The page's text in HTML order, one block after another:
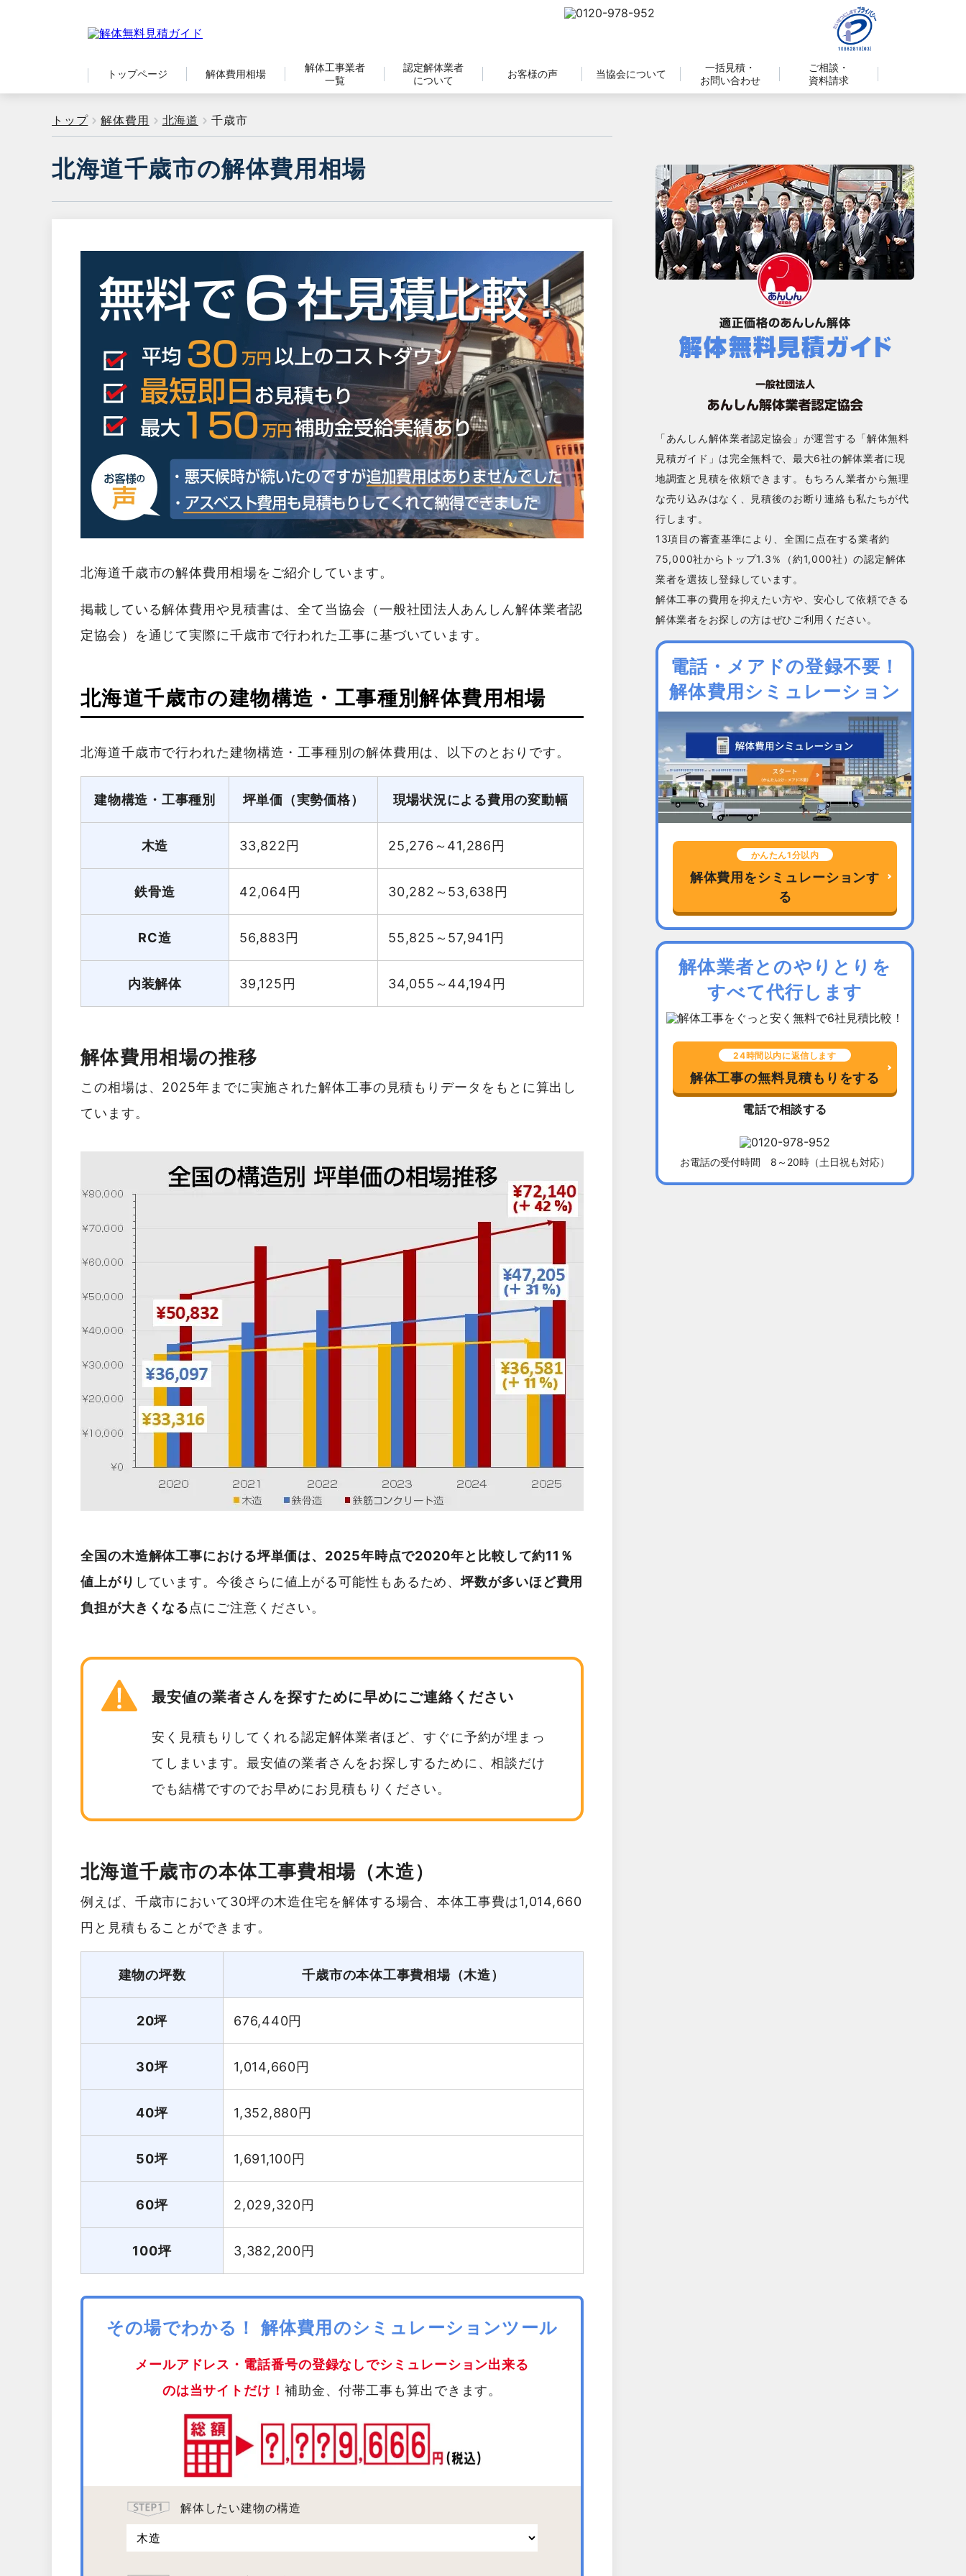
トップページ 解体費用相場
解体工事業者
一覧
認定解体業者
について
お客様の声 当協会について
一括見積・
お問い合わせ
ご相談・
資料請求
トップ 解体費用 北海道 千歳市
北海道千歳市の解体費用相場
北海道千歳市の解体費用相場をご紹介しています。
掲載している解体費用や見積書は、全て当協会（一般社団法人あんしん解体業者認
定協会）を通じて実際に千歳市で行われた工事に基づいています。
北海道千歳市の建物構造・工事種別解体費用相場
北海道千歳市で行われた建物構造・工事種別の解体費用は、以下のとおりです。
建物構造・工事種別 坪単価（実勢価格） 現場状況による費用の変動幅
木造 33,822円 25,276～41,286円
鉄骨造 42,064円 30,282～53,638円
RC造 56,883円 55,825～57,941 円
内装解体 39,125円 34,055～44,194円
解体費用相場の推移
この相場は、2025年までに実施された解体工事の見積もりデータをもとに算出し
ています。
全国の木造解体工事における坪単価は、2025年時点で2020年と比較して約11％
値上がり しています。今後さらに値上がる可能性もあるため、坪数が多いほど費用
負担が大きくなる点にご注意ください。
最安値の業者さんを探すために早めにご連絡ください
安く見積もりしてくれる認定解体業者ほど、すぐに予約が埋まっ
てしまいます。最安値の業者さんをお探しするために、相談だけ
でも結構ですのでお早めにお見積もりください。
北海道千歳市の本体工事費相場（木造）
例えば、千歳市において30坪の木造住宅を解体する場合、本体工事費は1,014,660
円と見積もることができます。
建物の坪数 千歳市の本体工事費相場（木造）
20坪 676,440円
30坪 1,014,660円
40坪 1,352,880円
50坪 1,691,100円
60坪 2,029,320円
100坪 3,382,200円
その場でわかる！ 解体費用のシミュレーションツール
メールアドレス・電話番号の登録なしでシミュレーション出来る
のは当サイトだけ！ 補助金、付帯工事も算出できます。
解体したい建物の構造
「あんしん解体業者認定協会」が運営する「解体無料
見積ガイド」は完全無料で、最大6社の解体業者に現
地調査と見積を依頼できます。もちろん業者から無理
な売り込みはなく、見積後のお断り連絡も私たちが代
行します。
13項目の審査基準により、全国に点在する業者約
75,000社からトップ1.3％（約1,000社）の認定解体
業者を選抜し登録しています。
解体工事の費用を抑えたい方や、安心して依頼できる
解体業者をお探しの方はぜひご利用ください。
電話・メアドの登録不要！
解体費用シミュレーション
かんたん1分以内
解体費用をシミュレーションす
る
解体業者とのやりとりを
すべて代行します
24時間以内に返信します
解体工事の無料見積もりをする
電話で相談する
お電話の受付時間 8～20時（土日祝も対応）